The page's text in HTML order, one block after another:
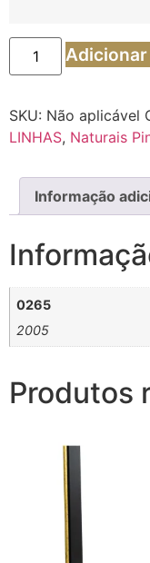
SKU: Não aplicável
LINHAS, Naturais
Informação
0265
2005
Produtos